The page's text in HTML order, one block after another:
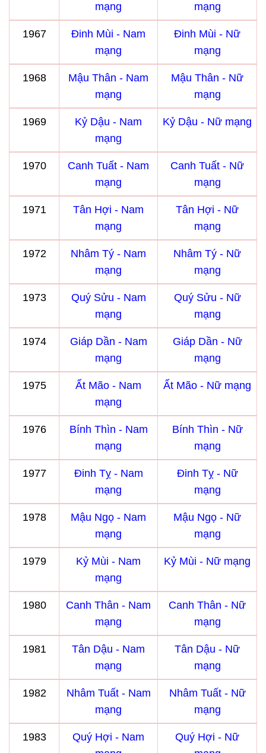
mạng
mạng
1967
Đinh Mùi - Nam
mạng
Đinh Mùi - Nữ
mạng
1968
Mậu Thân - Nam
mạng
Mậu Thân - Nữ
mạng
1969
Kỷ Dậu - Nam
mạng
Kỷ Dậu - Nữ mạng
1970
Canh Tuất - Nam
mạng
Canh Tuất - Nữ
mạng
1971
Tân Hợi - Nam
mạng
Tân Hợi - Nữ
mạng
1972
Nhâm Tý - Nam
mạng
Nhâm Tý - Nữ
mạng
1973
Quý Sửu - Nam
mạng
Quý Sửu - Nữ
mạng
1974
Giáp Dần - Nam
mạng
Giáp Dần - Nữ
mạng
1975
Ất Mão - Nam
mạng
Ất Mão - Nữ mạng
1976
Bính Thìn - Nam
mạng
Bính Thìn - Nữ
mạng
1977
Đinh Tỵ - Nam
mạng
Đinh Tỵ - Nữ
mạng
1978
Mậu Ngọ - Nam
mạng
Mậu Ngọ - Nữ
mạng
1979
Kỷ Mùi - Nam
mạng
Kỷ Mùi - Nữ mạng
1980
Canh Thân - Nam
mạng
Canh Thân - Nữ
mạng
1981
Tân Dậu - Nam
mạng
Tân Dậu - Nữ
mạng
1982
Nhâm Tuất - Nam
mạng
Nhâm Tuất - Nữ
mạng
1983
Quý Hợi - Nam
Quý Hợi - Nữ